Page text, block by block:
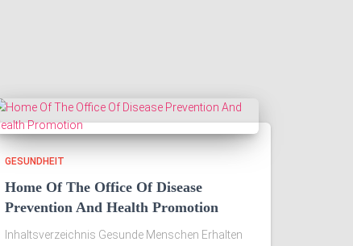
GESUNDHEIT
Home Of The Office Of Disease
Prevention And Health Promotion
Inhaltsverzeichnis Gesunde Menschen Erhalten